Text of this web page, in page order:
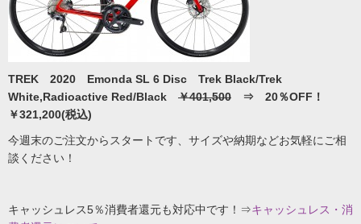
TREK 2020 Emonda SL 6 Disc Trek Black/Trek
White,Radioactive Red/Black ￥401,500 ⇒ 20％OFF！
￥321,200(税込)
今週末のご注文からスタートです、サイズや納期などお気軽にご相
談ください！
キャッシュレス5％消費者還元も対応中です！⇒キャッシュレス・消